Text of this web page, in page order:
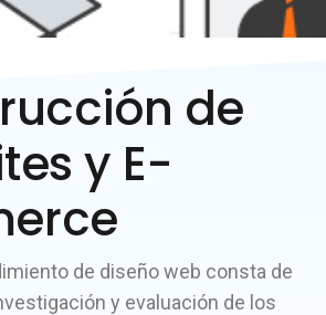
de
y E-
de diseño web consta de
y evaluación de los